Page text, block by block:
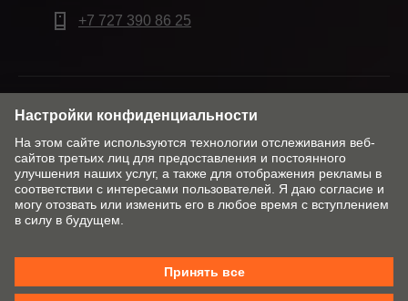
+7 727 390 86 25
Изменить рынок и язык
Контакты Сведения о компании
Заявление о конфиденциальности данных
Условия заключения торговых сделок